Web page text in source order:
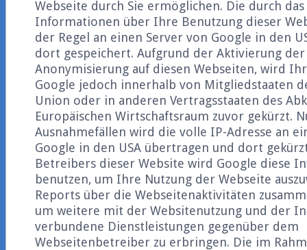
Webseite durch Sie ermöglichen. Die durch
Informationen über Ihre Benutzung dieser
der Regel an einen Server von Google in den
dort gespeichert. Aufgrund der Aktivierung
Anonymisierung auf diesen Webseiten, wird
Google jedoch innerhalb von Mitgliedstaaten
Union oder in anderen Vertragsstaaten des
Europäischen Wirtschaftsraum zuvor gekürzt.
Ausnahmefällen wird die volle IP-Adresse an
Google in den USA übertragen und dort
Betreibers dieser Website wird Google diese
benutzen, um Ihre Nutzung der Webseite
Reports über die Webseitenaktivitäten
um weitere mit der Websitenutzung und der
verbundene Dienstleistungen gegenüber dem
Webseitenbetreiber zu erbringen. Die im